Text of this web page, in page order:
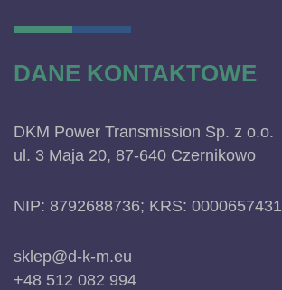
DANE KONTAKTOWE
DKM Power Transmission Sp. z o.o.
ul. 3 Maja 20, 87-640 Czernikowo
NIP: 8792688736; KRS: 0000657431
sklep@d-k-m.eu
+48 512 082 994